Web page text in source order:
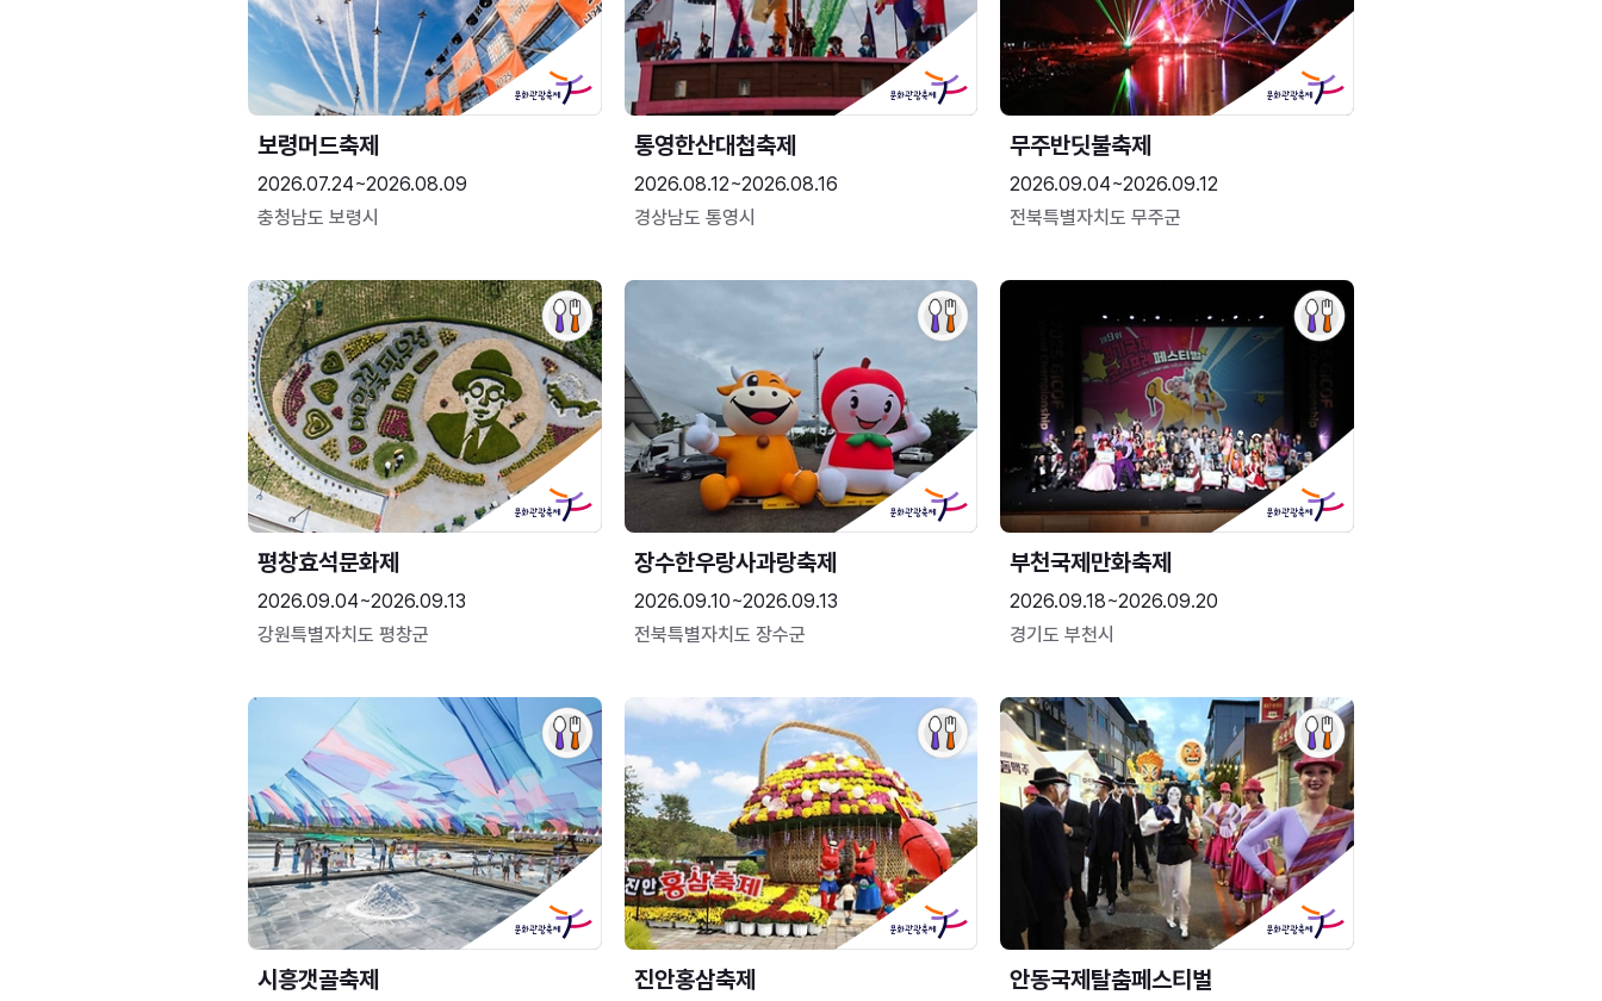
보령머드축제
2026.07.24~2026.08.09
충청남도 보령시
통영한산대첩축제
2026.08.12~2026.08.16
경상남도 통영시
무주반딧불축제
2026.09.04~2026.09.12
전북특별자치도 무주군
평창효석문화제
2026.09.04~2026.09.13
강원특별자치도 평창군
장수한우랑사과랑축제
2026.09.10~2026.09.13
전북특별자치도 장수군
부천국제만화축제
2026.09.18~2026.09.20
경기도 부천시
시흥갯골축제 진안홍삼축제 안동국제탈춤페스티벌